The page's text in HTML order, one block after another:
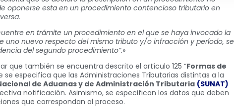
oponerse esta en un procedimiento contencioso tributario en
en trámite un procedimiento en el que se haya invocado la
uno nuevo respecto del mismo tributo y/o infracción y período, se
del segundo procedimiento”.»
que también se encuentra descrito el artículo 125 “Formas de
se especifica que las Administraciones Tributarias distintas a la
de Aduanas y de Administración Tributaria (SUNAT)
notificación. Asimismo, se especifican los datos que deben
que correspondan al proceso.